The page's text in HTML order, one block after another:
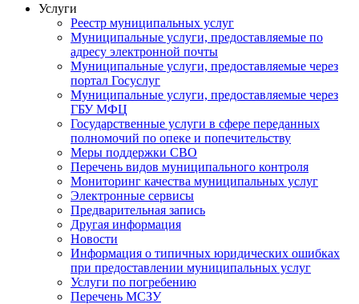
Услуги
Реестр муниципальных услуг
Муниципальные услуги, предоставляемые по
адресу электронной почты
Муниципальные услуги, предоставляемые через
портал Госуслуг
Муниципальные услуги, предоставляемые через
ГБУ МФЦ
Государственные услуги в сфере переданных
полномочий по опеке и попечительству
Меры поддержки СВО
Перечень видов муниципального контроля
Мониторинг качества муниципальных услуг
Электронные сервисы
Предварительная запись
Другая информация
Новости
Информация о типичных юридических ошибках
при предоставлении муниципальных услуг
Услуги по погребению
Перечень МСЗУ